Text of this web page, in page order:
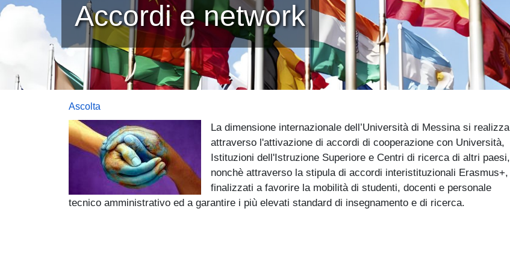
Accordi e network
Ascolta
La dimensione internazionale dell’Università di Messina si realizza
attraverso l'attivazione di accordi di cooperazione con Università,
Istituzioni dell'Istruzione Superiore e Centri di ricerca di altri paesi,
nonchè attraverso la stipula di accordi interistituzionali Erasmus+,
finalizzati a favorire la mobilità di studenti, docenti e personale
tecnico amministrativo ed a garantire i più elevati standard di insegnamento e di ricerca.